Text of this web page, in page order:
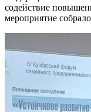
содействие
мероприятие